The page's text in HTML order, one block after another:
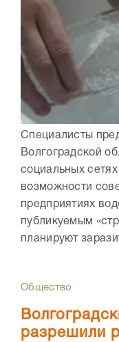
Специалисты
Волгоградской
социальных
возможности
предприятиях
публикуемым
планируют
Общество
разрешили